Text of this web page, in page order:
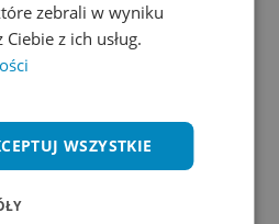
zebrali w wyniku
z ich usług.
WSZYSTKIE